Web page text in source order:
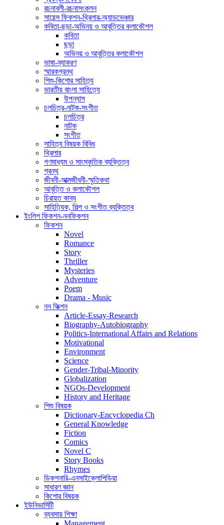
রচনাবলী-রচনাসংকলন
সায়েন্স ফিকশন-থ্রিলার-অ্যাডভেঞ্চার
কবিতা-ছড়া-অভিনয় ও আবৃত্তির কলাকৌশল
কবিতা
ছড়া
অভিনয় ও আবৃত্তির কলাকৌশল
ভাষা-ব্যাকরণ
স্মারকগ্রন্থ
শিশু-কিশোর সাহিত্য
ভারতীয় বাংলা সাহিত্যে
উপন্যাস
চলচিত্র-নাটক-সংগীত
চলচিত্র
নাটক
সংগীত
সাহিত্য বিষয়ক বিবিধ
থ্রিলার
গণমাধ্যম ও সাংস্কৃতিক ব্যক্তিত্ব
গ্রন্থ
জীবনী-আত্মজীবনী-স্মৃতিকথা
আবৃত্তি ও কলাকৌশল
চিরায়ত কাব্য
সাহিত্যিক, শিল্প ও সংগীত ব্যক্তিত্ব
ইংলিশ ফিকশন-ননফিকশন
ফিকশন
Novel
Romance
Story
Thriller
Mysteries
Adventure
Poem
Drama - Music
নন ফিক্শন
Article-Essay-Research
Biography-Autobiography
Politics-International Affairs and Relations
Motivational
Environment
Science
Gender-Tribal-Minority
Globalization
NGOs-Development
History and Heritage
শিশু বিষয়ক
Dictionary-Encyclopedia Ch
General Knowledge
Fiction
Comics
Novel C
Story Books
Rhymes
ডিকশনারি-এনসাইক্লোপিডিয়া
সাধারণ জ্ঞান
কিশোর বিষয়ক
ইউনিভার্সিটি
ব্যবসায় শিক্ষা
Management